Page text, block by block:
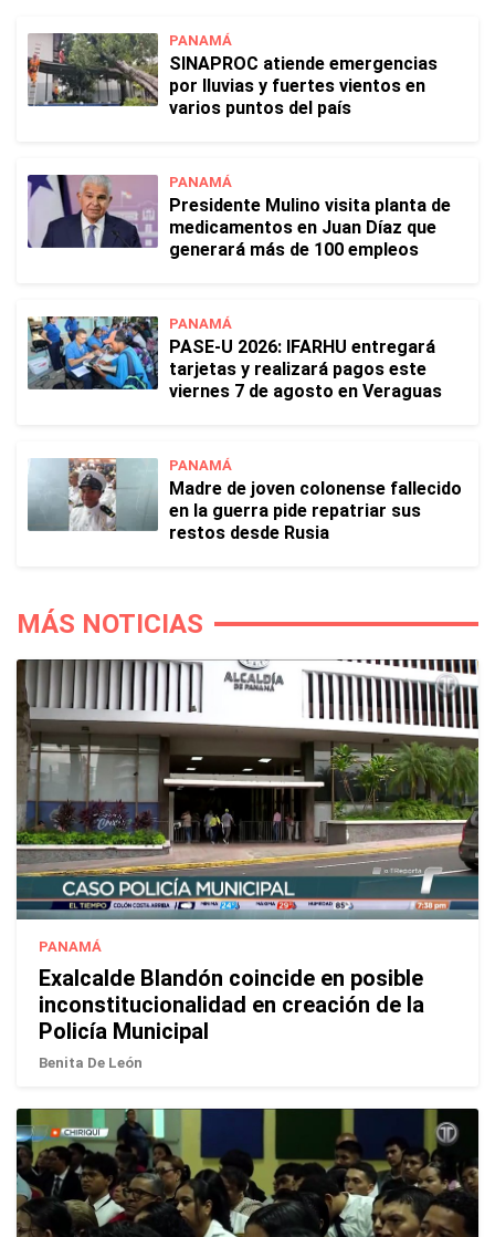
PANAMÁ
SINAPROC atiende emergencias
por lluvias y fuertes vientos en
varios puntos del país
PANAMÁ
Presidente Mulino visita planta de
medicamentos en Juan Díaz que
generará más de 100 empleos
PANAMÁ
PASE-U 2026: IFARHU entregará
tarjetas y realizará pagos este
viernes 7 de agosto en Veraguas
PANAMÁ
Madre de joven colonense fallecido
en la guerra pide repatriar sus
restos desde Rusia
MÁS NOTICIAS
PANAMÁ
Exalcalde Blandón coincide en posible
inconstitucionalidad en creación de la
Policía Municipal
Benita De León